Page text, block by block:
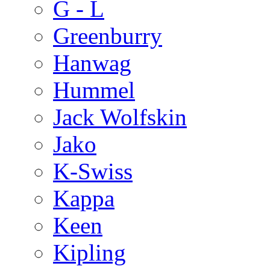
G - L
Greenburry
Hanwag
Hummel
Jack Wolfskin
Jako
K-Swiss
Kappa
Keen
Kipling